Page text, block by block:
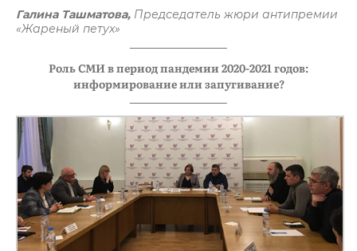
Галина Ташматова, Пред седатель жюри антипремии
«Жареный петух»
Роль СМИ в период пандемии 2020-2021 годов:
информирование или запугивание?